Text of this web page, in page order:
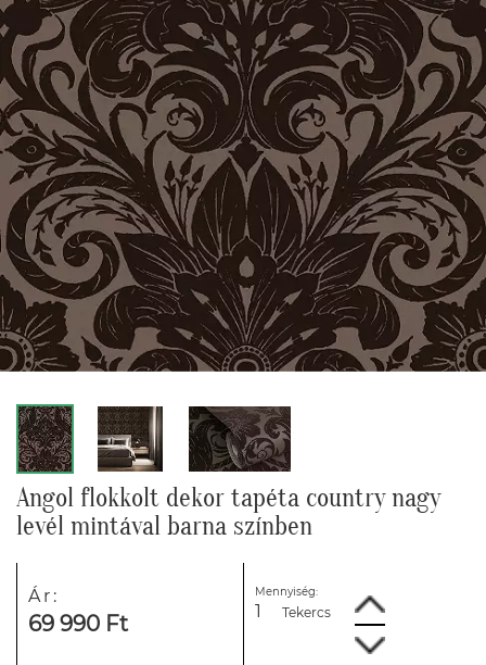
Angol flokkolt dekor tapéta country nagy
levél mintával barna színben
Ár:
69 990 Ft
Mennyiség:
Tekercs